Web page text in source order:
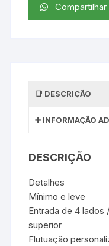
Compartilhar
DESCRIÇÃO
INFORMAÇÃO
DESCRIÇÃO
Detalhes
Mínimo e leve
Entrada de 4 lados
superior
Flutuação